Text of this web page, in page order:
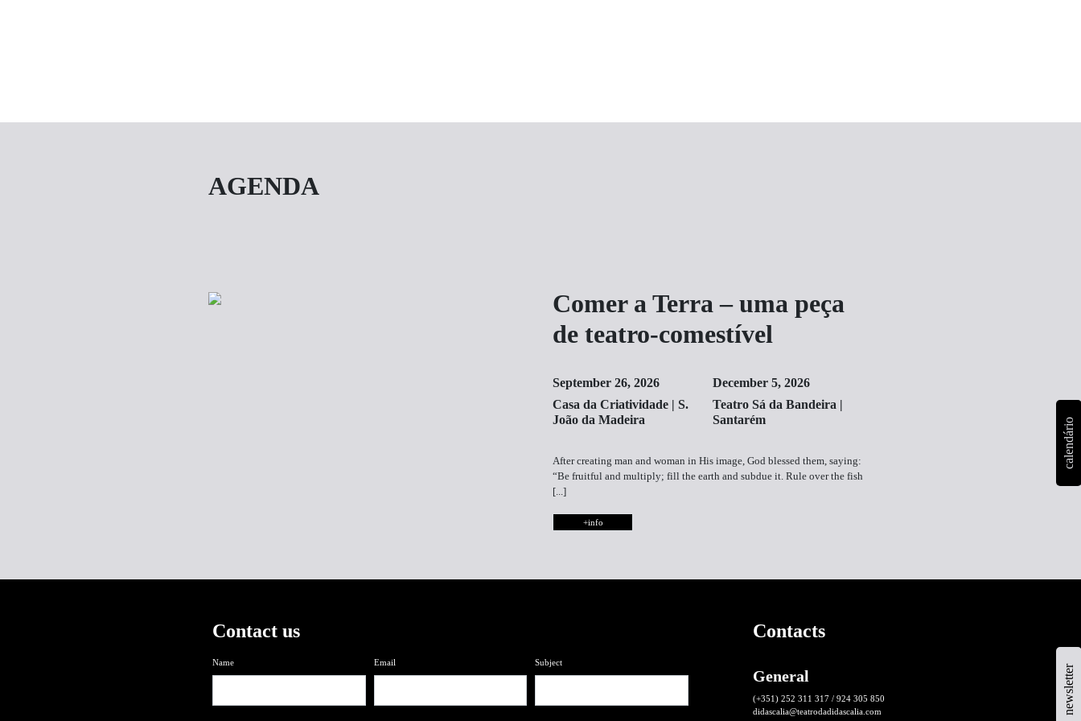
calendário
newsletter
AGENDA
Comer a Terra – uma peça
de teatro-comestível
September 26, 2026
Casa da Criatividade | S.
João da Madeira
December 5, 2026
Teatro Sá da Bandeira |
Santarém
After creating man and woman in His image, God blessed them, saying:
“Be fruitful and multiply; fill the earth and subdue it. Rule over the fish
[...]
+info
Contact us
Name Email Subject
Contacts
General
(+351) 252 311 317 / 924 305 850
didascalia@teatrodadidascalia.com